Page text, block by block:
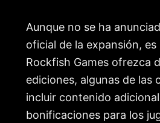
Aunque no se ha
oficial de la expansión,
Rockfish Games ofrezca
ediciones, algunas de las
incluir contenido
bonificaciones para los